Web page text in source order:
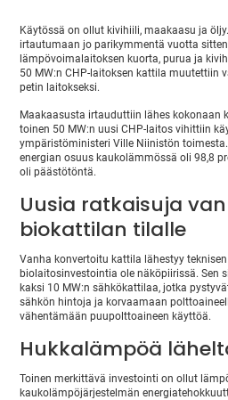
Käytössä on ollut kivihiili, maakaasu ja
irtautumaan jo parikymmentä vuotta
lämpövoimalaitoksen kuorta, purua ja
50 MW:n CHP-laitoksen kattila muutettiin
petin laitokseksi.
Maakaasusta irtauduttiin lähes kokonaan
toinen 50 MW:n uusi CHP-laitos vihittiin
ympäristöministeri Ville Niinistön
energian osuus kaukolämmössä oli 98,8
oli päästötöntä.
Uusia ratkaisuja
biokattilan tilalle
Vanha konvertoitu kattila lähestyy
biolaitosinvestointia ole näköpiirissä. Sen
kaksi 10 MW:n sähkökattilaa, jotka
sähkön hintoja ja korvaamaan
vähentämään puupolttoaineen käyttöä.
Hukkalämpöä
Toinen merkittävä investointi on ollut
kaukolämpöjärjestelmän